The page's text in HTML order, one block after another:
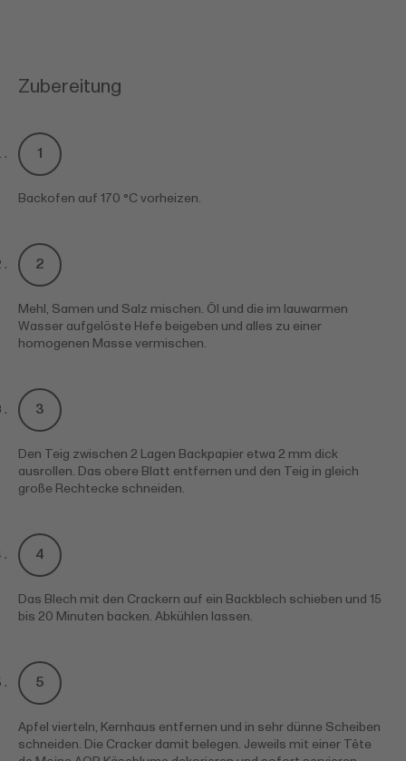
Zubereitung
Backofen auf 170 °C vorheizen.
Mehl, Samen und Salz mischen. Öl und die im lauwarmen
Wasser aufgelöste Hefe beigeben und alles zu einer
homogenen Masse vermischen.
Den Teig zwischen 2 Lagen Backpapier etwa 2 mm dick
ausrollen. Das obere Blatt entfernen und den Teig in gleich
große Rechtecke schneiden.
Das Blech mit den Crackern auf ein Backblech schieben und 15
bis 20 Minuten backen. Abkühlen lassen.
Apfel vierteln, Kernhaus entfernen und in sehr dünne Scheiben
schneiden. Die Cracker damit belegen. Jeweils mit einer Tête